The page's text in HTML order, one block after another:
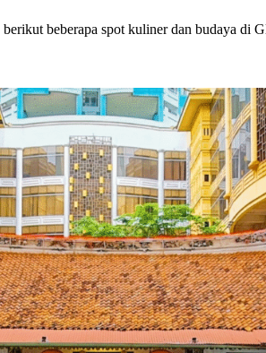
beberapa spot kuliner dan budaya di